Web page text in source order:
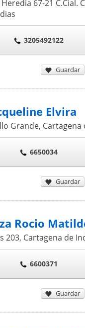
67-21 C.Cial.
3205492122
Guardar
Elvira
Grande, Cartagena
6650034
Guardar
Rocio
203, Cartagena de
6600371
Guardar